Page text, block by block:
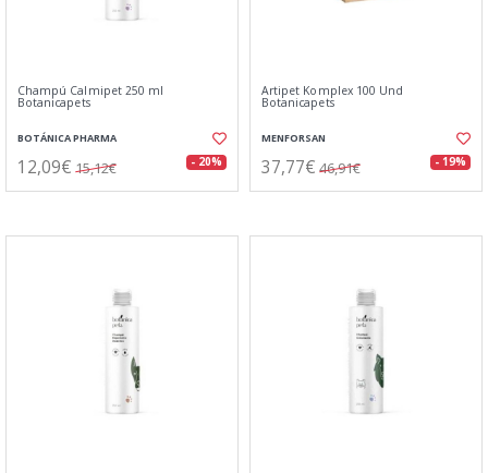
Champú Calmipet 250 ml
Botanicapets
BOTÁNICA PHARMA
12,09€ 15,12€ - 20%
Artipet Komplex 100 Und
Botanicapets
MENFORSAN
37,77€ 46,91€ - 19%